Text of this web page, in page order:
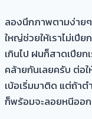
ลองนึกภาพตามง่าย
ใหญ่ช่วยให้เราไม่เปี
เกินไป ฝนก็สาดเปีย
คล้ายกันเลยครับ ต่อ
เบ้อเริ่มมาติด แต่ถ้า
ก็พร้อมจะลอยหนีออ